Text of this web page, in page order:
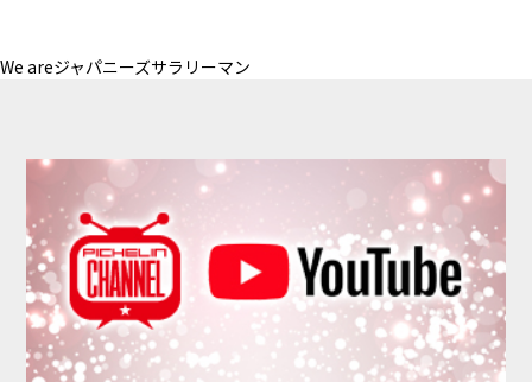
SCHEDULE
We areジャパニーズサラリーマン